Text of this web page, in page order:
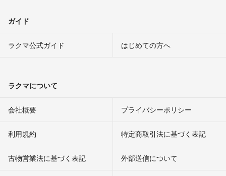
ガイド
ラクマ公式ガイド はじめての方へ
ラクマについて
会社概要 プライバシーポリシー
利用規約 特定商取引法に基づく表記
古物営業法に基づく表記 外部送信について